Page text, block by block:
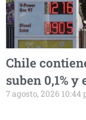
Chile
suben 0,1% y
7 agosto, 2026 10:44